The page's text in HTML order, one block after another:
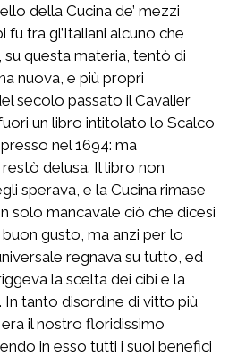
della Cucina de’ mezzi
tra gl’Italiani alcuno che
su questa materia, tentò di
nuova, e più propri
secolo passato il Cavalier
un libro intitolato lo Scalco
nel 1694: ma
restò delusa. Il libro non
sperava, e la Cucina rimase
solo mancavale ciò che dicesi
gusto, ma anzi per lo
regnava su tutto, ed
la scelta dei cibi e la
In tanto disordine di vitto più
il nostro floridissimo
in esso tutti i suoi benefici